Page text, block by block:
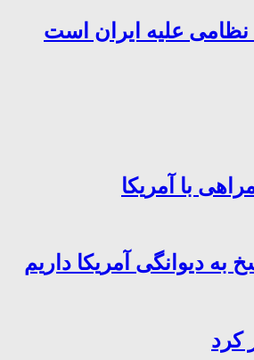
نظامی علیه ایران است
با آمریکا
به دیوانگی آمریکا داریم
کرد